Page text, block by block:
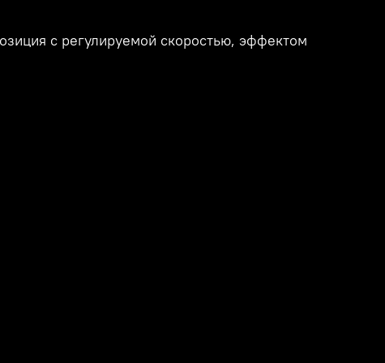
с регулируемой скоростью, эффектом